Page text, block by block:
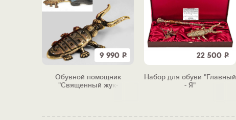
9 990 Р
Обувной помощник
"Священный жук-
22 500 Р
Набор для обуви "Главный
- Я"